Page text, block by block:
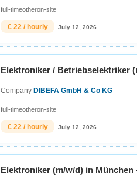
full-timeotheron-site
€ 22 / hourly July 12, 2026
Elektroniker / Betriebselektriker
CompanyDIBEFA GmbH & Co KG
full-timeotheron-site
€ 22 / hourly July 12, 2026
Elektroniker (m/w/d) in